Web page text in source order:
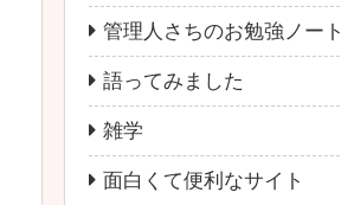
管理人さちのお勉強ノート
語ってみました
雑学
面白くて便利なサイト